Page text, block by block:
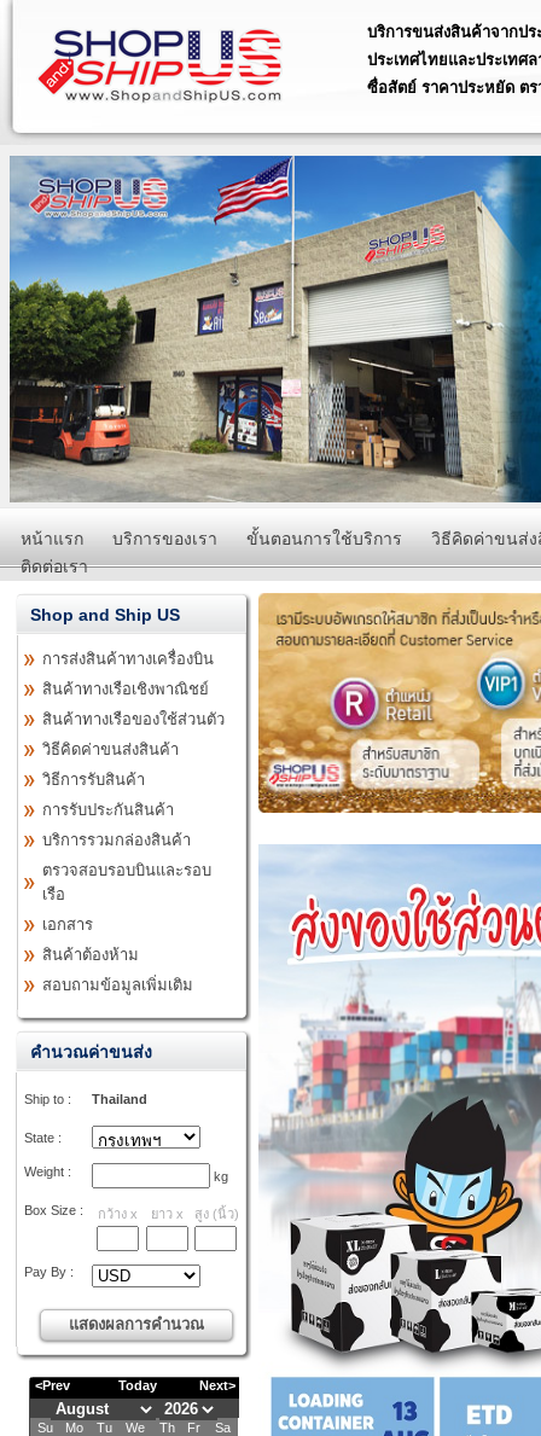
บริการขนส่งสินค้าจากปร
ประเทศไทยและประเทศล
ซื่อสัตย์ ราคาประหยัด ต
บริการรวบรวมสินค้าเป็นกล่อง
สหรัฐอเมริกาส่งกลับประเทศไท
บริการพรีออเดอร์ประเทศสหรัฐ
amazon สั่งของ ebay ราคาปร
รับสั่งสินค้าจาก ประเทศสหรัฐอ
รวดเร็ว
บริการสำหรับพ่อค้า-แม่ค้า ที่รั
ประเทศสหรัฐอเมริกา เรามีราค
หน้าแรก บริการของเรา ขั้นตอนการใช้บริการ
วิธีคิดค่าขนส่
ติดต่อเรา
Shop and Ship US
การส่งสินค้าทางเครื่องบิน
สินค้าทางเรือเชิงพาณิชย์
สินค้าทางเรือของใช้ส่วนตัว
วิธีคิดค่าขนส่งสินค้า
วิธีการรับสินค้า
การรับประกันสินค้า
บริการรวมกล่องสินค้า
ตรวจสอบรอบบินและรอบ
เรือ
เอกสาร
สินค้าต้องห้าม
สอบถามข้อมูลเพิ่มเติม
คำนวณค่าขนส่ง
Ship to : Thailand
State :
Weight : kg
Box Size : กว้าง x ยาว x สูง (นิ้ว)
Pay By :